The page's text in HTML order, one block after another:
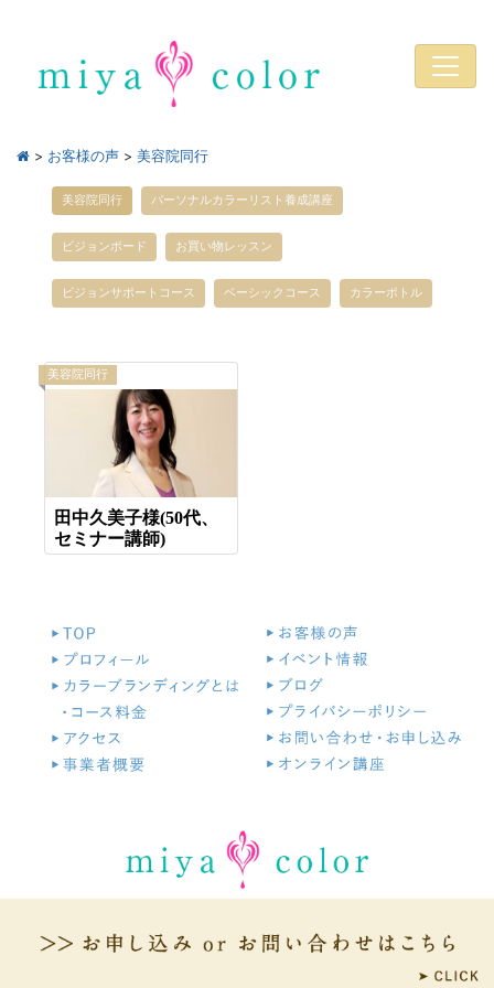
> お客様の声 > 美容院同行
美容院同行 パーソナルカラーリスト養成講座
ビジョンボード お買い物レッスン
ビジョンサポートコース ベーシックコース カラーボトル
美容院同行
田中久美子様(50代、
セミナー講師)
© Copyright miyacolor All Rights Reserved. ｜ 管理画面へ